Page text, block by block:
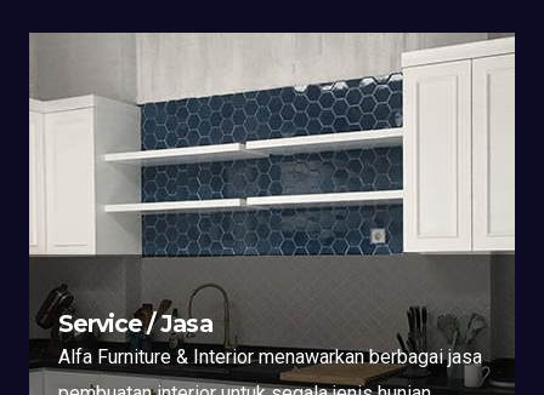
Service / Jasa
Alfa Furniture & Interior menawarkan berbagai jasa